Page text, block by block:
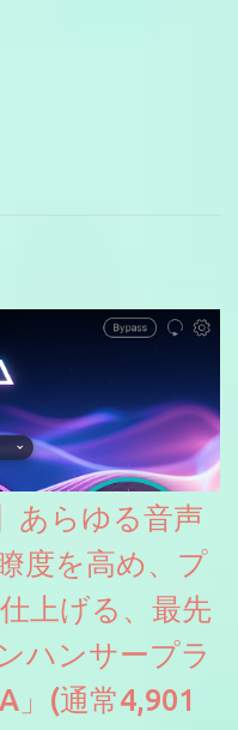
あらゆる音声
度を高め、プ
上げる、最先
ハンサープラ
」(通常4,901